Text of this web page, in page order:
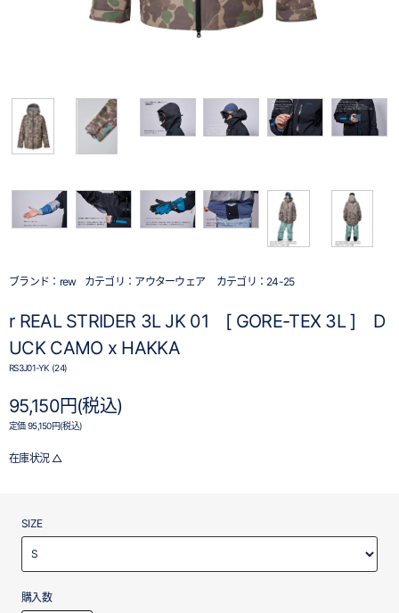
ブランド： rew カテゴリ： アウターウェア カテゴリ： 24-25
r REAL STRIDER 3L JK 01 [ GORE-TEX 3L ] D
UCK CAMO x HAKKA
RS3J01-YK (24)
95,150円(税込)
定価 95,150円(税込)
在庫状況 △
SIZE
購入数